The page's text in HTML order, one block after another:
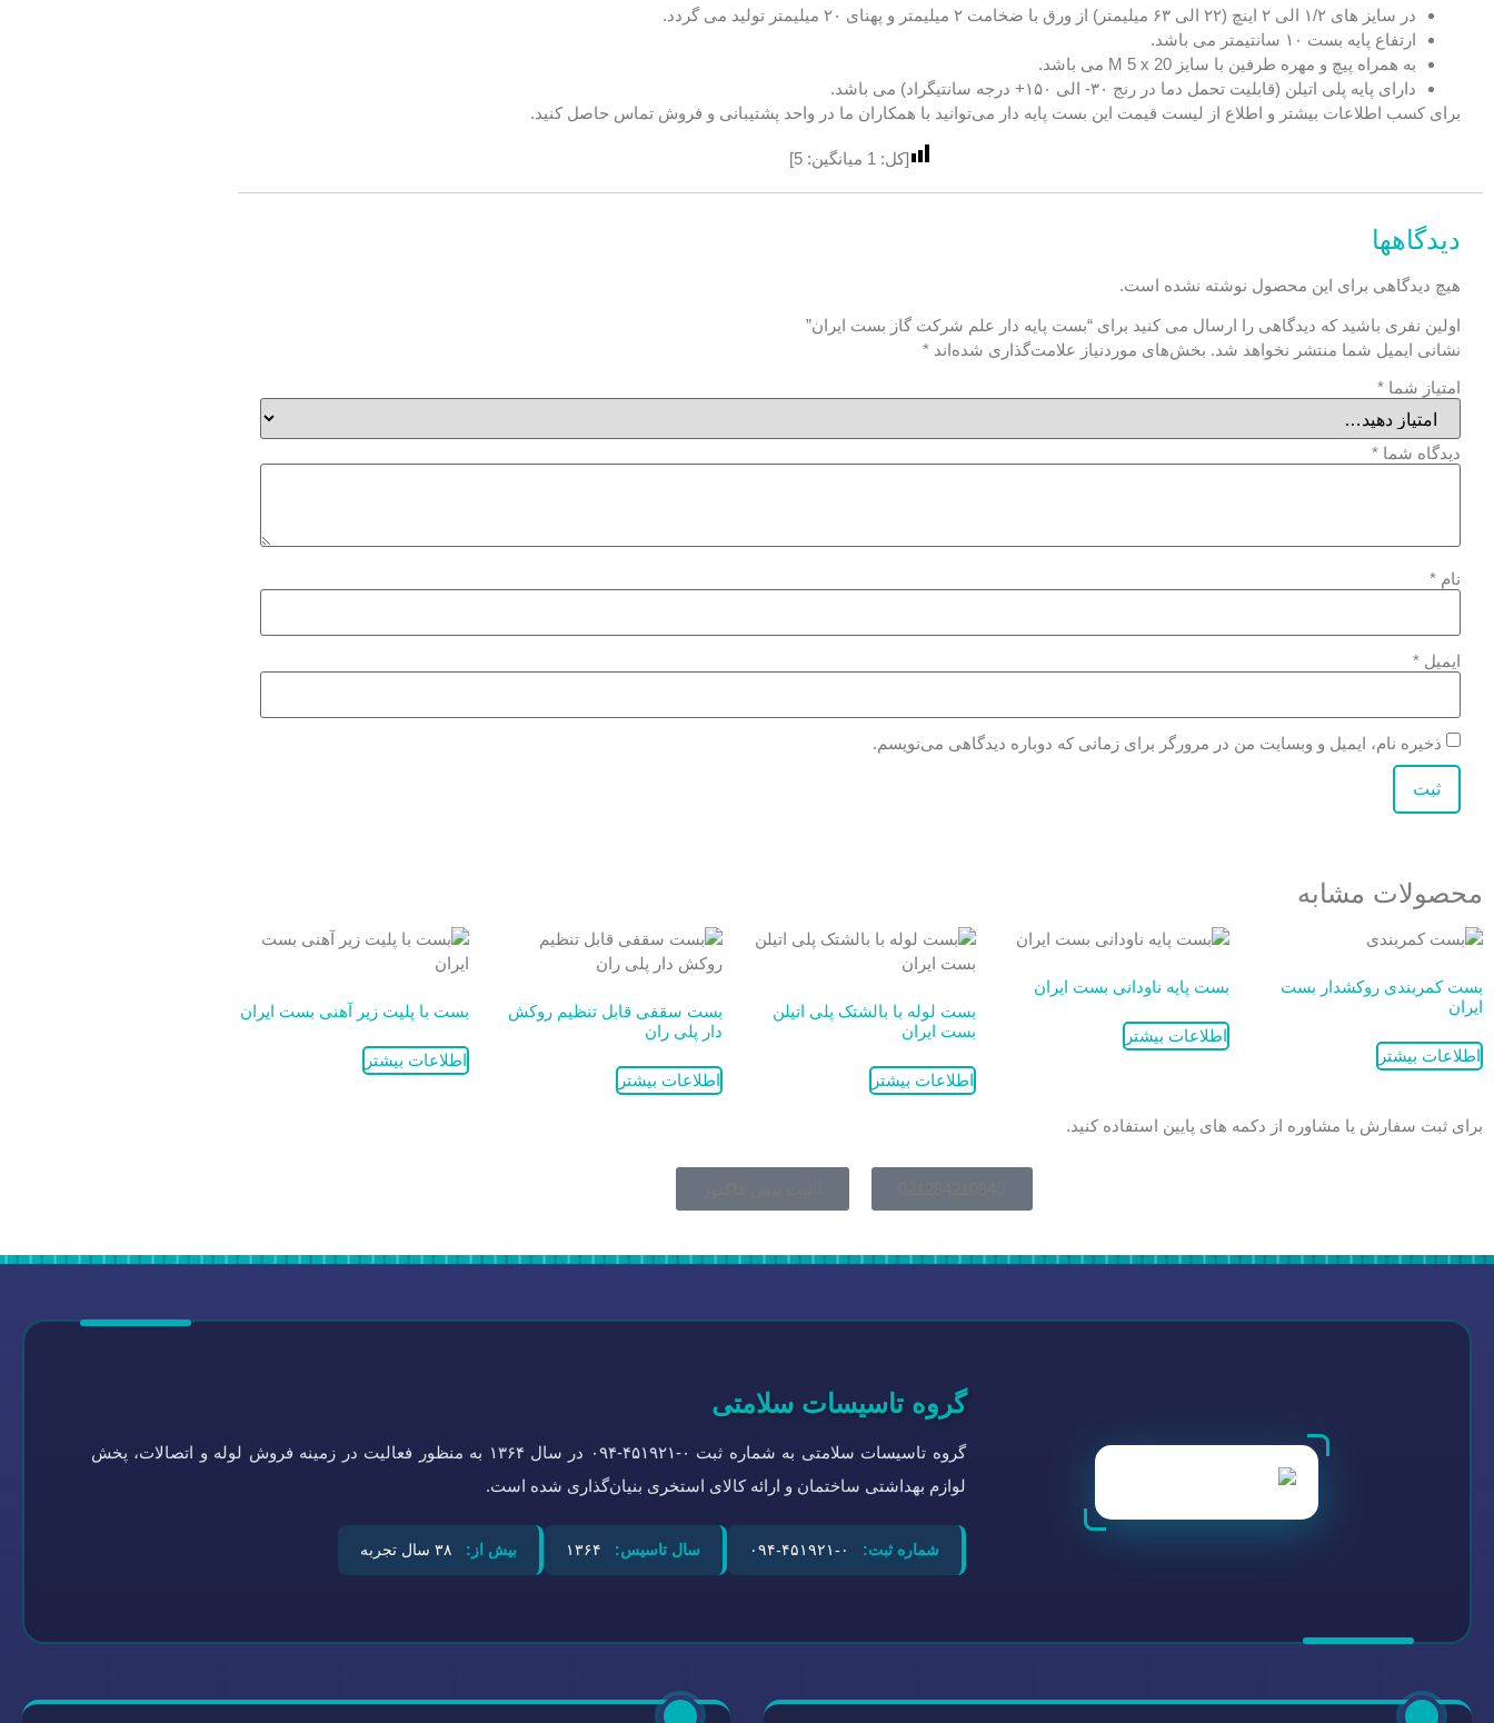
در سایز های ۱/۲ الی ۲ اینچ (۲۲ الی ۶۳ میلیمتر) از ورق با ضخامت ۲ میلیمتر و پهنای ۲۰ میلیمتر تولید می گردد.
ارتفاع پایه بست ۱۰ سانتیمتر می باشد.
به همراه پیچ و مهره طرفین با سایز M 5 x 20 می باشد.
دارای پایه پلی اتیلن (قابلیت تحمل دما در رنج ۳۰- الی ۱۵۰+ درجه سانتیگراد) می باشد.
برای کسب اطلاعات بیشتر و اطلاع از لیست قیمت این بست پایه دار می‌توانید با همکاران ما در واحد پشتیبانی و فروش تماس حاصل کنید.
[کل: 1 میانگین: 5
]
دیدگاهها
هیچ دیدگاهی برای این محصول نوشته نشده است.
اولین نفری باشید که دیدگاهی را ارسال می کنید برای “بست پایه دار علم شرکت گاز بست ایران”
نشانی ایمیل شما منتشر نخواهد شد. بخش‌های موردنیاز علامت‌گذاری شده‌اند *
امتیاز شما *
دیدگاه شما *
نام *
ایمیل *
ذخیره نام، ایمیل و وبسایت من در مرورگر برای زمانی که دوباره دیدگاهی می‌نویسم.
محصولات مشابه
بست کمربندی روکشدار بست
ایران
اطلاعات بیشتر
بست پایه ناودانی بست ایران
اطلاعات بیشتر
بست لوله با بالشتک پلی اتیلن
بست ایران
اطلاعات بیشتر
بست سقفی قابل تنظیم روکش
دار پلی ران
اطلاعات بیشتر
بست با پلیت زیر آهنی بست ایران
اطلاعات بیشتر
برای ثبت سفارش یا مشاوره از دکمه های پایین استفاده کنید.
گروه تاسیسات سلامتی
گروه تاسیسات سلامتی به شماره ثبت ۰-۴۵۱۹۲۱-۰۹۴ در سال ۱۳۶۴ به منظور فعالیت در زمینه فروش لوله و اتصالات، پخش
لوازم بهداشتی ساختمان و ارائه کالای استخری بنیان‌گذاری شده است.
شماره ثبت: سال تاسیس: بیش از: